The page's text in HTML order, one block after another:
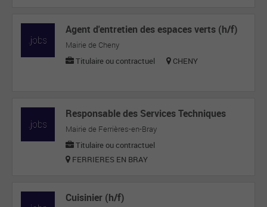
Agent d'entretien des espaces verts (h/f)
Mairie de Cheny
Titulaire ou contractuel
CHENY
Responsable des Services Techniques
Mairie de Ferrières-en-Bray
Titulaire ou contractuel
FERRIERES EN BRAY
Cuisinier (h/f)